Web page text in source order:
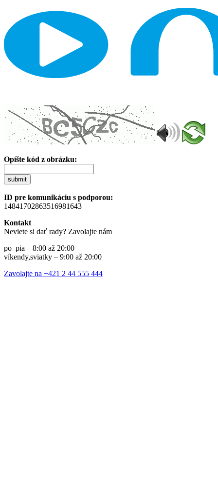
Opíšte kód z obrázku:
submit
ID pre komunikáciu s podporou:
14841702863516981643
Kontakt
Neviete si dať rady? Zavolajte nám
po–pia – 8:00 až 20:00
víkendy,sviatky – 9:00 až 20:00
Zavolajte na +421 2 44 555 444